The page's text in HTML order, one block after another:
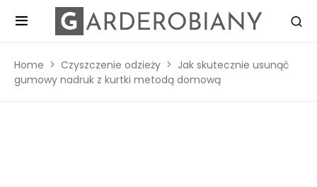
Home Czyszczenie odzieży
Jak skutecznie usunąć
gumowy nadruk z kurtki metodą domową